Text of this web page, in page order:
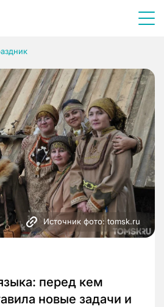
Источник фото: tomsk.ru
перед кем
новые задачи и